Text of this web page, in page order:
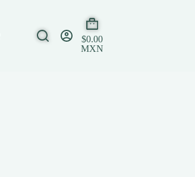
$0.00
MXN